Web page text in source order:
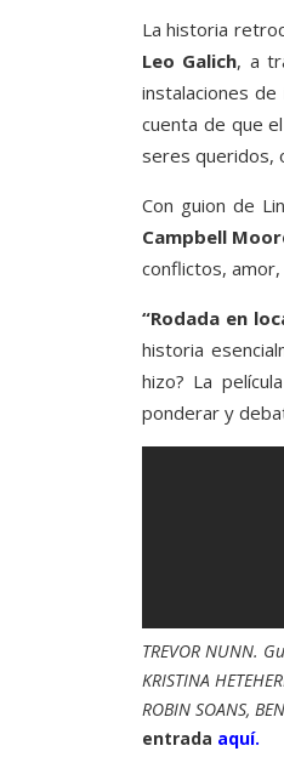
La historia
Leo Galich, a
instalaciones
cuenta de que
seres queridos,
Con guion de
Campbell
conflictos,
“Rodada en
historia
hizo? La
ponderar y
TREVOR NUNN.
KRISTINA
ROBIN SOANS,
entrada aquí.